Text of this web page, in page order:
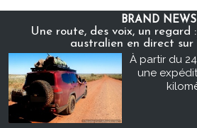
BRAND NEWS
Une route, des voix, un regard
australien en direct sur
À partir du
une